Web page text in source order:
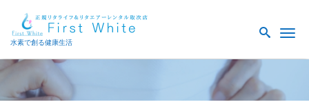
水素で創る健康生活